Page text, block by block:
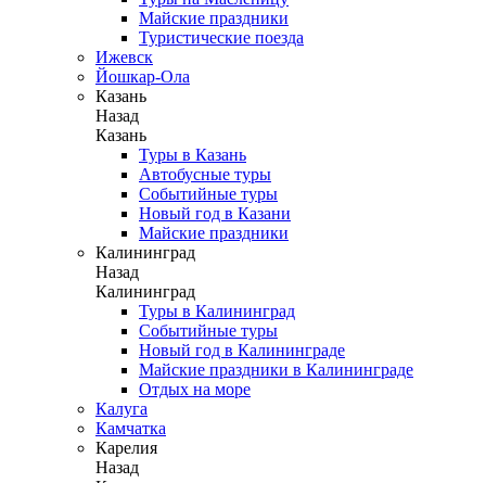
Майские праздники
Туристические поезда
Ижевск
Йошкар-Ола
Казань
Назад
Казань
Туры в Казань
Автобусные туры
Событийные туры
Новый год в Казани
Майские праздники
Калининград
Назад
Калининград
Туры в Калининград
Событийные туры
Новый год в Калининграде
Майские праздники в Калининграде
Отдых на море
Калуга
Камчатка
Карелия
Назад